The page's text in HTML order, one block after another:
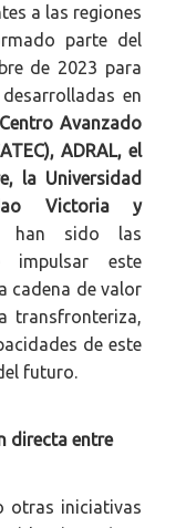
a las regiones
parte del
de 2023 para
en
Centro Avanzado
ADRAL, el
la Universidad
Victoria y
han sido las
impulsar este
cadena de valor
transfronteriza,
de este
futuro.
directa entre
otras iniciativas